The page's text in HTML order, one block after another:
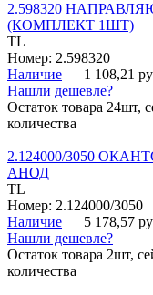
2.598320
(КОМПЛЕКТ 1ШТ)
TL
Номер: 2.598320
Наличие
1 108,21
Нашли дешевле?
Остаток товара 24шт,
количества
2.124000/3050
АНОД
TL
Номер: 2.124000/3050
Наличие
5 178,57
Нашли дешевле?
Остаток товара 2шт,
количества